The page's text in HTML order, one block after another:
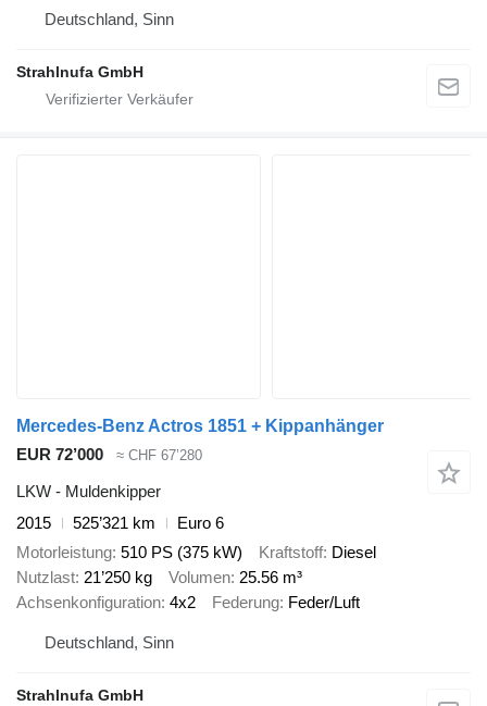
Deutschland, Sinn
Strahlnufa GmbH
Mercedes-Benz Actros 1851 + Kippanhänger
EUR 72’000
≈ CHF 67’280
LKW - Muldenkipper
2015
525’321 km
Euro 6
Motorleistung 510 PS (375 kW) Kraftstoff Diesel
Nutzlast 21’250 kg Volumen 25.56 m³
Achsenkonfiguration 4x2 Federung Feder/Luft
Deutschland, Sinn
Strahlnufa GmbH